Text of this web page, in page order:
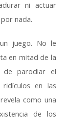
ni actuar
nada.
juego. No le
en mitad de la
de parodiar el
en las
como una
de los